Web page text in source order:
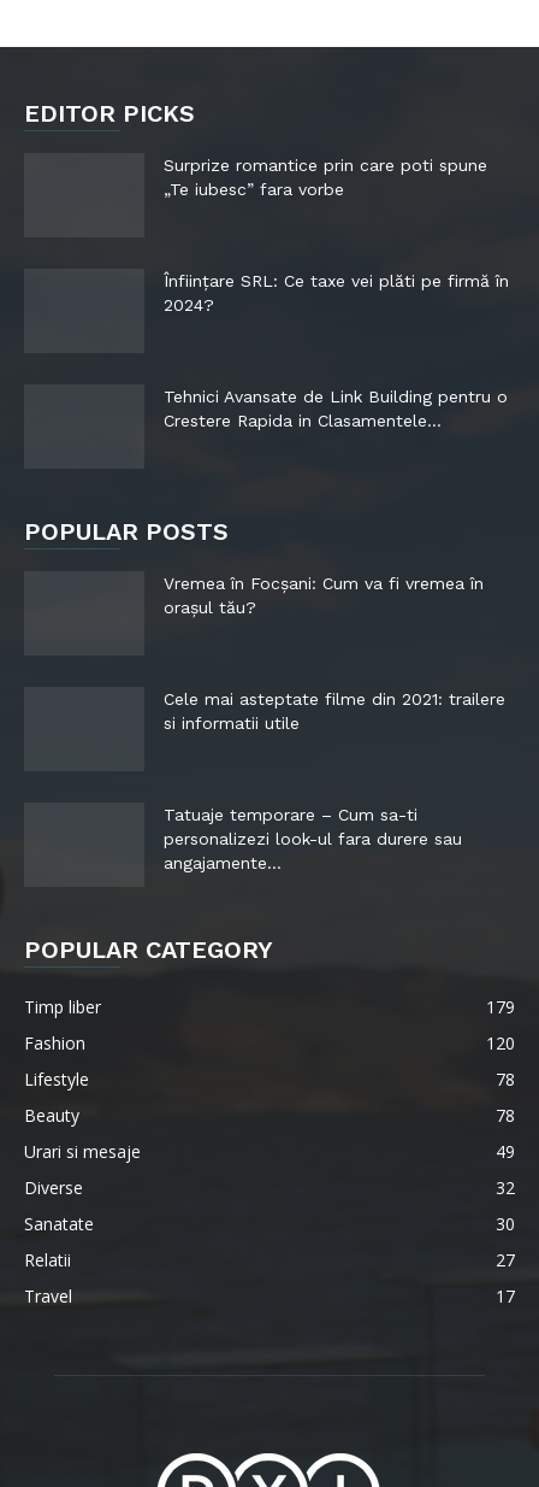
EDITOR PICKS
Surprize romantice prin care poti spune
„Te iubesc” fara vorbe
Înființare SRL: Ce taxe vei plăti pe firmă în
2024?
Tehnici Avansate de Link Building pentru o
Crestere Rapida in Clasamentele...
POPULAR POSTS
Vremea în Focșani: Cum va fi vremea în
orașul tău?
Cele mai asteptate filme din 2021: trailere
si informatii utile
Tatuaje temporare – Cum sa-ti
personalizezi look-ul fara durere sau
angajamente...
POPULAR CATEGORY
Timp liber
179
Fashion
120
Lifestyle
78
Beauty
78
Urari si mesaje
49
Diverse
32
Sanatate
30
Relatii
27
Travel
17